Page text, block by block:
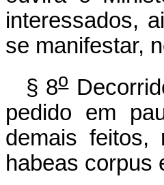
interessados,
se manifestar,
§ 8o
pedido em
demais feitos,
habeas corpus